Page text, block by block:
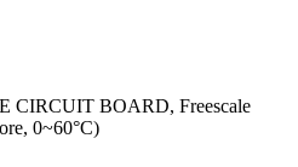
CIRCUIT BOARD, Freescale
0~60°C)